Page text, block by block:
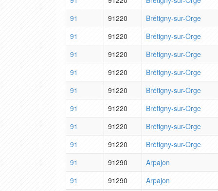
91
91220
Brétigny-sur-Orge
91
91220
Brétigny-sur-Orge
91
91220
Brétigny-sur-Orge
91
91220
Brétigny-sur-Orge
91
91220
Brétigny-sur-Orge
91
91220
Brétigny-sur-Orge
91
91220
Brétigny-sur-Orge
91
91220
Brétigny-sur-Orge
91
91290
Arpajon
91
91290
Arpajon